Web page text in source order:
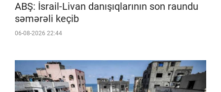
ABŞ: İsrail-Livan danışıqlarının son raundu
səmərəli keçib
06-08-2026 22:44